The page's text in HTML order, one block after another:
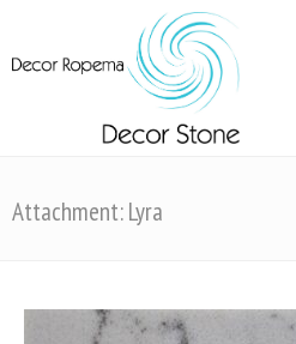
Attachment: Lyra